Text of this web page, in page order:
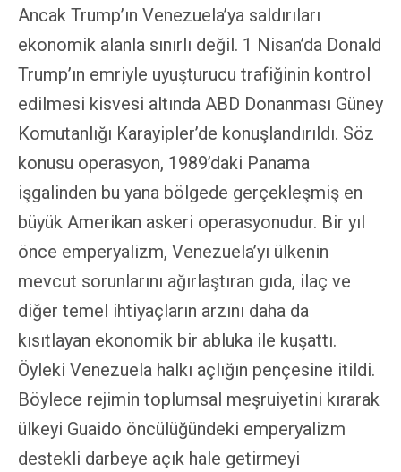
Ancak Trump’ın Venezuela’ya saldırıları
ekonomik alanla sınırlı değil. 1 Nisan’da Donald
Trump’ın emriyle uyuşturucu trafiğinin kontrol
edilmesi kisvesi altında ABD Donanması Güney
Komutanlığı Karayipler’de konuşlandırıldı. Söz
konusu operasyon, 1989’daki Panama
işgalinden bu yana bölgede gerçekleşmiş en
büyük Amerikan askeri operasyonudur. Bir yıl
önce emperyalizm, Venezuela’yı ülkenin
mevcut sorunlarını ağırlaştıran gıda, ilaç ve
diğer temel ihtiyaçların arzını daha da
kısıtlayan ekonomik bir abluka ile kuşattı.
Öyleki Venezuela halkı açlığın pençesine itildi.
Böylece rejimin toplumsal meşruiyetini kırarak
ülkeyi Guaido öncülüğündeki emperyalizm
destekli darbeye açık hale getirmeyi